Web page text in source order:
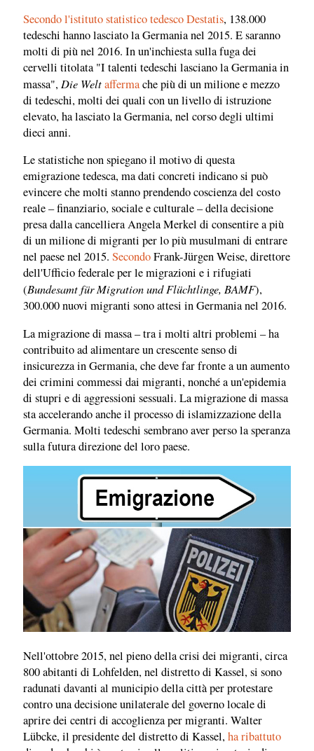
Secondo l'istituto statistico tedesco Destatis, 138.000
tedeschi hanno lasciato la Germania nel 2015. E saranno
molti di più nel 2016. In un'inchiesta sulla fuga dei
cervelli titolata "I talenti tedeschi lasciano la Germania in
massa", Die Weltaffermache più di un milione e mezzo
di tedeschi, molti dei quali con un livello di istruzione
elevato, ha lasciato la Germania, nel corso degli ultimi
dieci anni.
Le statistiche non spiegano il motivo di questa
emigrazione tedesca, ma dati concreti indicano si può
evincere che molti stanno prendendo coscienza del costo
reale – finanziario, sociale e culturale – della decisione
presa dalla cancelliera Angela Merkel di consentire a più
di un milione di migranti per lo più musulmani di entrare
nel paese nel 2015. SecondoFrank-Jürgen Weise, direttore
dell'Ufficio federale per le migrazioni e i rifugiati
(Bundesamt für Migration und Flüchtlinge, BAMF),
300.000 nuovi migranti sono attesi in Germania nel 2016.
La migrazione di massa – tra i molti altri problemi – ha
contribuito ad alimentare un crescente senso di
insicurezza in Germania, che deve far fronte a un aumento
dei crimini commessi dai migranti, nonché a un'epidemia
di stupri e di aggressioni sessuali. La migrazione di massa
sta accelerando anche il processo di islamizzazione della
Germania. Molti tedeschi sembrano aver perso la speranza
sulla futura direzione del loro paese.
Nell'ottobre 2015, nel pieno della crisi dei migranti, circa
800 abitanti di Lohfelden, nel distretto di Kassel, si sono
radunati davanti al municipio della città per protestare
contro una decisione unilaterale del governo locale di
aprire dei centri di accoglienza per migranti. Walter
Lübcke, il presidente del distretto di Kassel,ha ribattuto